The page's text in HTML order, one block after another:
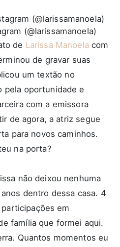
(@larissamanoela)
de Larissa Manoela com
de gravar suas
um textão no
pela oportunidade e
com a emissora
de agora, a atriz segue
para novos caminhos.
na porta?
não deixou nenhuma
dentro dessa casa. 4
em
família que formei aqui.
Quantos momentos eu